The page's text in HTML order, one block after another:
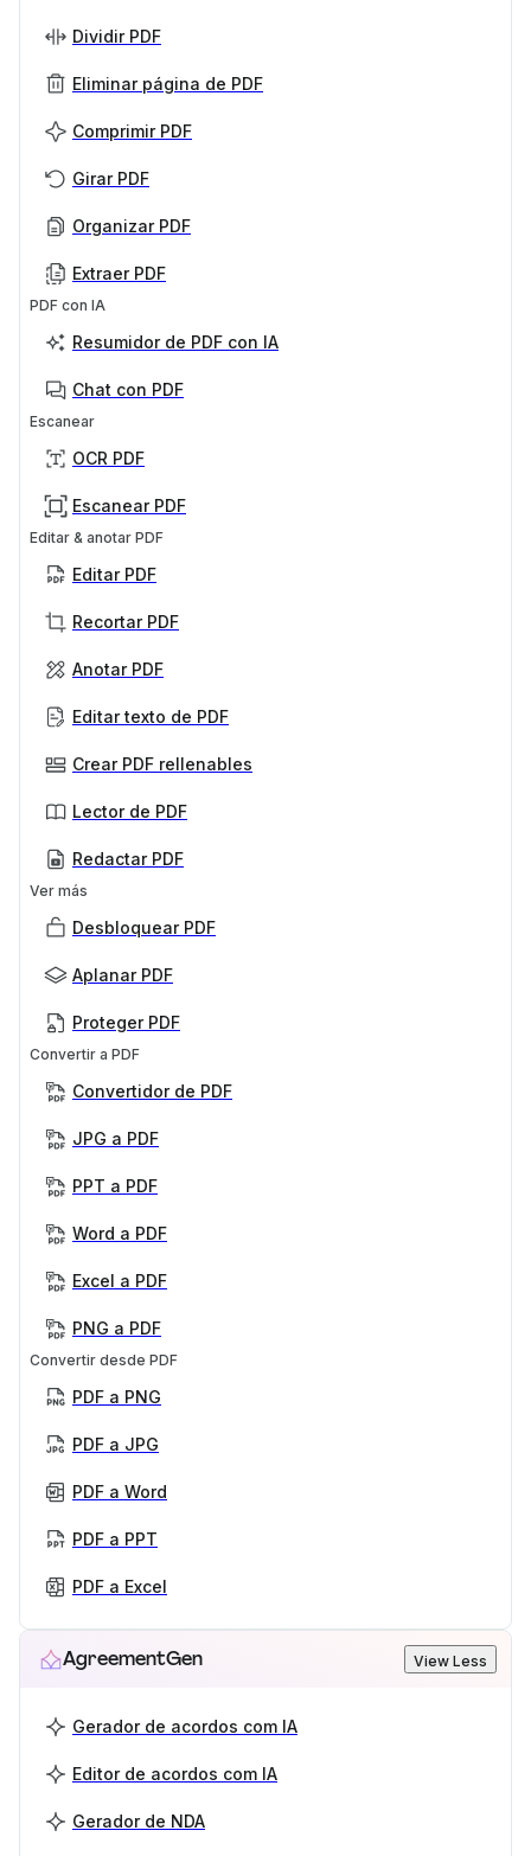
Dividir PDF
Eliminar página de PDF
Comprimir PDF
Girar PDF
Organizar PDF
Extraer PDF
PDF con IA
Resumidor de PDF con IA
Chat con PDF
Escanear
OCR PDF
Escanear PDF
Editar & anotar PDF
Editar PDF
Recortar PDF
Anotar PDF
Editar texto de PDF
Crear PDF rellenables
Lector de PDF
Redactar PDF
Ver más
Desbloquear PDF
Aplanar PDF
Proteger PDF
Convertir a PDF
Convertidor de PDF
JPG a PDF
PPT a PDF
Word a PDF
Excel a PDF
PNG a PDF
Convertir desde PDF
PDF a PNG
PDF a JPG
PDF a Word
PDF a PPT
PDF a Excel
AgreementGen View Less
Gerador de acordos com IA
Editor de acordos com IA
Gerador de NDA